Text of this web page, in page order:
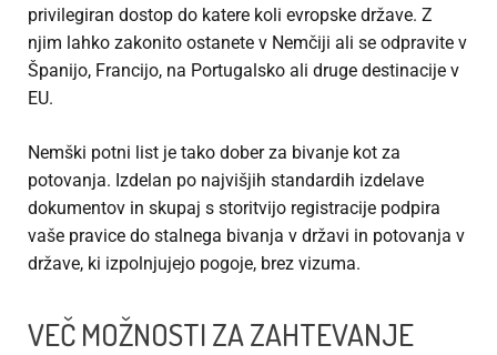
privilegiran dostop do katere koli evropske države. Z
njim lahko zakonito ostanete v Nemčiji ali se odpravite v
Španijo, Francijo, na Portugalsko ali druge destinacije v
EU.
Nemški potni list je tako dober za bivanje kot za
potovanja. Izdelan po najvišjih standardih izdelave
dokumentov in skupaj s storitvijo registracije podpira
vaše pravice do stalnega bivanja v državi in potovanja v
države, ki izpolnjujejo pogoje, brez vizuma.
VEČ MOŽNOSTI ZA ZAHTEVANJE